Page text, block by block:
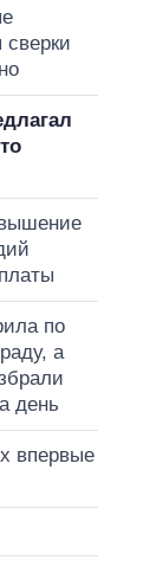
сверки
по
а
день
впервые